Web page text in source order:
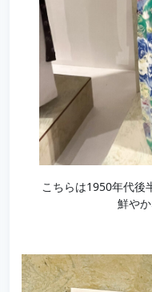
こちらは1950年代後
鮮や